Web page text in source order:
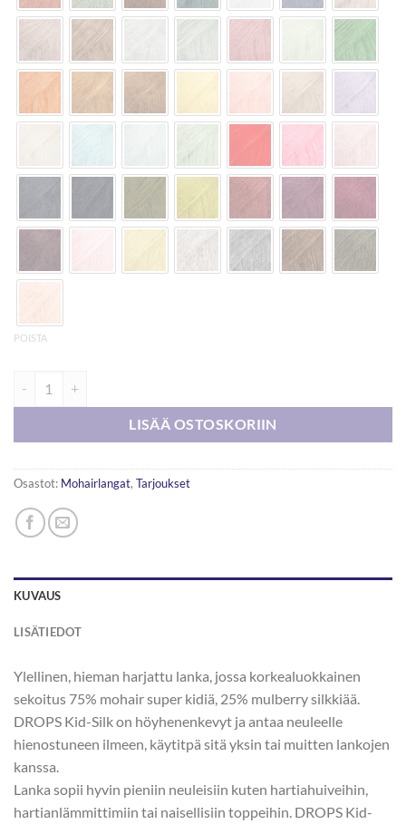
POISTA
LISÄÄ OSTOSKORIIN
Osastot: Mohairlangat, Tarjoukset
KUVAUS
LISÄTIEDOT
Ylellinen, hieman harjattu lanka, jossa korkealuokkainen
sekoitus 75% mohair super kidiä, 25% mulberry silkkiää.
DROPS Kid-Silk on höyhenenkevyt ja antaa neuleelle
hienostuneen ilmeen, käytitpä sitä yksin tai muitten lankojen
kanssa.
Lanka sopii hyvin pieniin neuleisiin kuten hartiahuiveihin,
hartianlämmittimiin tai naisellisiin toppeihin. DROPS Kid-